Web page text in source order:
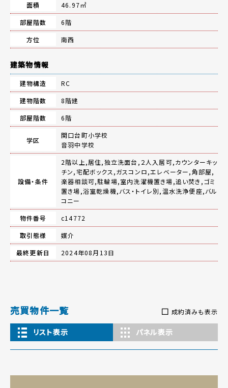
面積
46.97㎡
部屋階数
6階
方位
南西
建築物情報
建物構造
RC
建物階数
8階建
部屋階数
6階
学区
関口台町小学校
音羽中学校
設備・条件
2階以上,居住,独立洗面台,２人入居可,カウンターキッ
チン,宅配ボックス,ガスコンロ,エレベーター,角部屋,
楽器相談可,駐輪場,室内洗濯機置き場,追い焚き,ゴミ
置き場,浴室乾燥機,バス・トイレ別,温水洗浄便座,バル
コニー
物件番号
c14772
取引態様
媒介
最終更新日
2024年08月13日
売買物件一覧 成約済みも表示
リスト表示 パネル表示